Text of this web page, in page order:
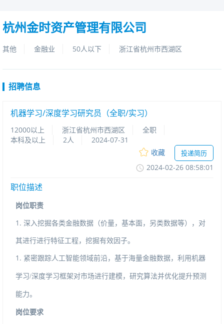
杭州金时资产管理有限公司
其他 金融业 50人以下 浙江省杭州市西湖区
招聘信息
机器学习/深度学习研究员（全职/实习）
12000以上 浙江省杭州市西湖区
全职
本科及以上
2人
2024-07-31
收藏
投递简历
2024-02-2608:58:01
职位描述
岗位职责
1.深入挖掘各类金融数据（价量，基本面，另类数据等），对
其进行进行特征工程，挖掘有效因子。
1.紧密跟踪人工智能领域前沿， 基于海量金融数据，利用机器
学习/深度学习框架对市场进行建模，研究算法并优化提升预测
能力。
岗位要求